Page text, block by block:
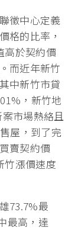
徵中心定義
格的比率，
高於契約價
而近年新竹
中新竹市貸
，新竹地
市場熱絡且
屋，到了完
賣契約價
竹漲價速度
73.7%最
最高，達